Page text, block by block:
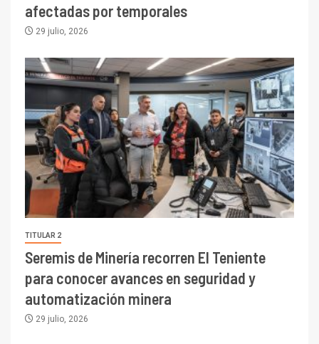
afectadas por temporales
29 julio, 2026
TITULAR 2
Seremis de Minería recorren El Teniente
para conocer avances en seguridad y
automatización minera
29 julio, 2026